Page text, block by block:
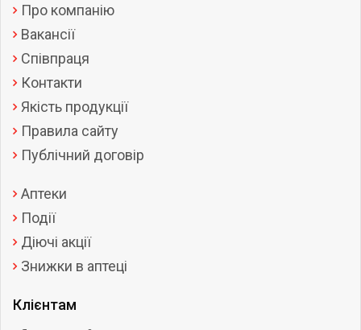
Про компанію
Вакансії
Співпраця
Контакти
Якість продукції
Правила сайту
Публічний договір
Аптеки
Події
Діючі акції
Знижки в аптеці
Клієнтам